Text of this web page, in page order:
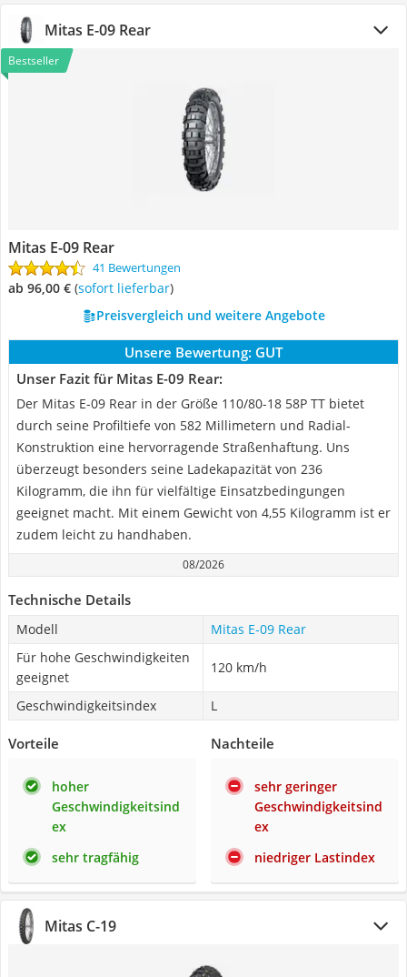
Mitas E-09 Rear
Bestseller
Mitas E-09 Rear
41 Bewertungen
ab 96,00 € ( Sofort lieferbar)
Preisvergleich und weitere Angebote
Unsere Bewertung: GUT
Unser Fazit für Mitas E-09 Rear:
Der Mitas E-09 Rear in der Größe 110/80-18 58P TT bietet
durch seine Profiltiefe von 582 Millimetern und Radial-
Konstruktion eine hervorragende Straßenhaftung. Uns
überzeugt besonders seine Ladekapazität von 236
Kilogramm, die ihn für vielfältige Einsatzbedingungen
geeignet macht. Mit einem Gewicht von 4,55 Kilogramm ist er
zudem leicht zu handhaben.
08/2026
Technische Details
Modell
Mitas E-09 Rear
Für hohe Geschwindigkeiten
geeignet
120 km/h
Geschwindigkeitsindex L
Vorteile
hoher
Geschwindigkeitsind
ex
sehr tragfähig
Nachteile
sehr geringer
Geschwindigkeitsind
ex
niedriger Lastindex
Mitas C-19